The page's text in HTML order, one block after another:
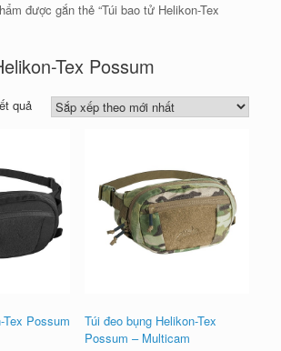
được gắn thẻ “Túi bao tử Helikon-Tex
Tex Possum
quảĐã
mới
nhất
Possum
Túi đeo bụng Helikon-Tex
Possum – Multicam